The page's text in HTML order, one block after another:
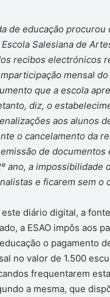
de educação procurou
Salesiana de
recibos electrónicos
mensal
que a escola
diz, o
aos alunos
o cancelamento da
de documentos
ano, a impossibilidade
e ficarem sem o
este diário digital, a
a ESAO impôs aos
o pagamento
no valor de 1.500
frequentarem
a mesma, que